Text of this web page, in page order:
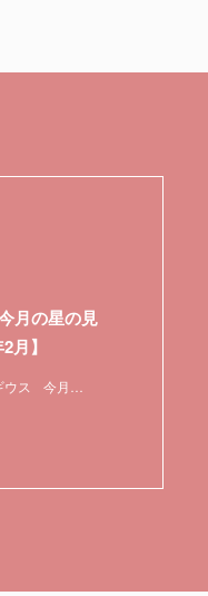
ス 今月の星の見どころ
月の星の見
月】